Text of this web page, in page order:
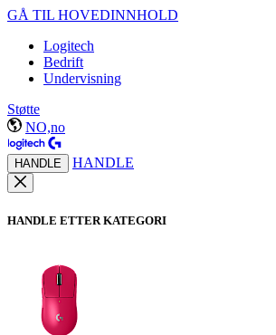
GÅ TIL HOVEDINNHOLD
Logitech
Bedrift
Undervisning
Støtte
NO,no
HANDLE HANDLE
HANDLE ETTER KATEGORI